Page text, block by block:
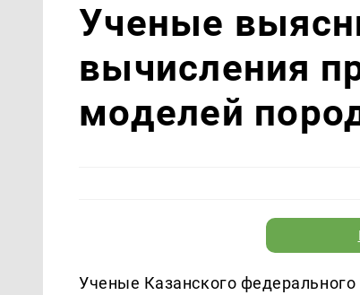
Ученые
вычисления
моделей
Ученые Казанского федерального